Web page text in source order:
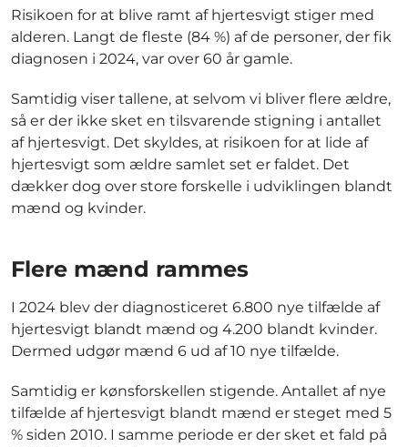
Risikoen for at blive ramt af hjertesvigt stiger med
alderen. Langt de fleste (84 %) af de personer, der fik
diagnosen i 2024, var over 60 år gamle.
Samtidig viser tallene, at selvom vi bliver flere ældre,
så er der ikke sket en tilsvarende stigning i antallet
af hjertesvigt. Det skyldes, at risikoen for at lide af
hjertesvigt som ældre samlet set er faldet. Det
dækker dog over store forskelle i udviklingen blandt
mænd og kvinder.
Flere mænd rammes
I 2024 blev der diagnosticeret 6.800 nye tilfælde af
hjertesvigt blandt mænd og 4.200 blandt kvinder.
Dermed udgør mænd 6 ud af 10 nye tilfælde.
Samtidig er kønsforskellen stigende. Antallet af nye
tilfælde af hjertesvigt blandt mænd er steget med 5
% siden 2010. I samme periode er der sket et fald på